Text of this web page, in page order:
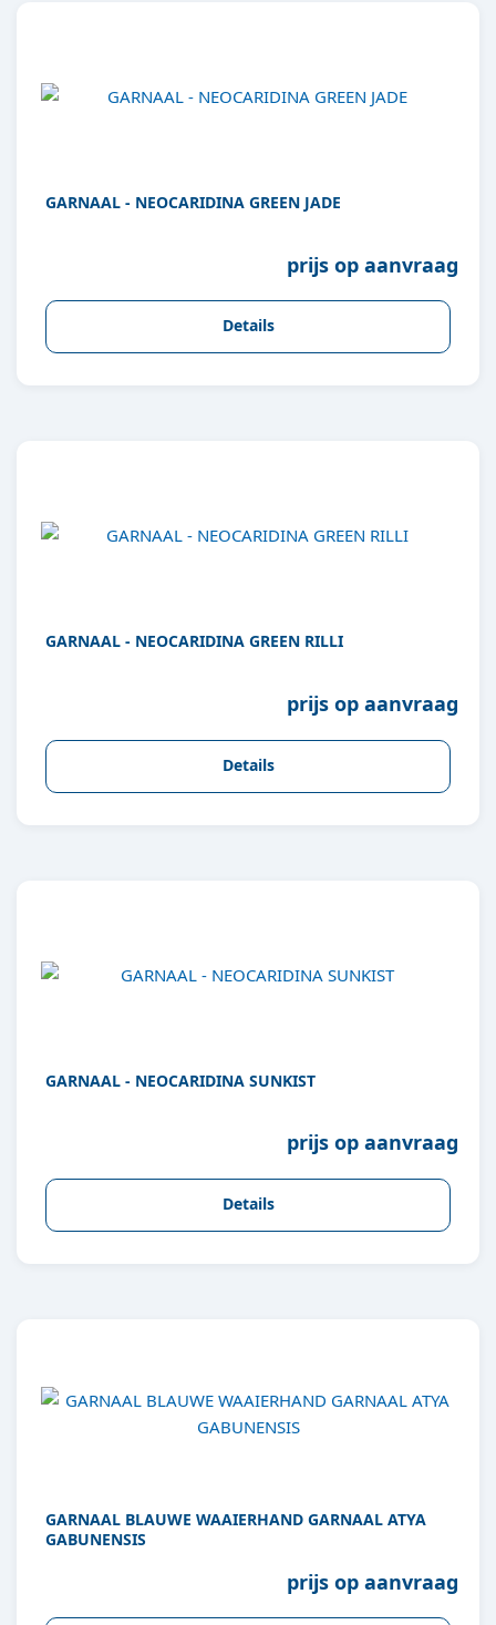
GARNAAL - NEOCARIDINA GREEN JADE
prijs op aanvraag
Details
GARNAAL - NEOCARIDINA GREEN RILLI
prijs op aanvraag
Details
GARNAAL - NEOCARIDINA SUNKIST
prijs op aanvraag
Details
GARNAAL BLAUWE WAAIERHAND GARNAAL ATYA
GABUNENSIS
prijs op aanvraag